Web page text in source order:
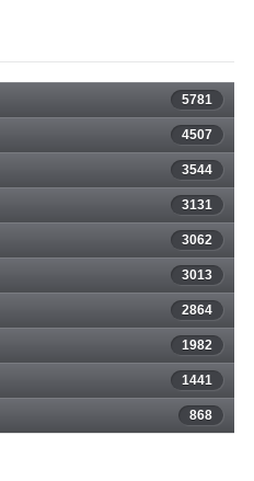
5781
4507
3544
3131
3062
3013
2864
1982
1441
868